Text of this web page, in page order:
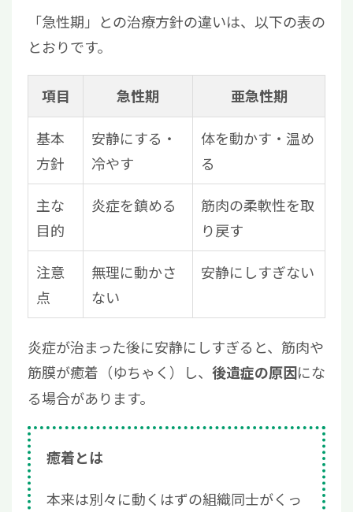
「急性期」との治療方針の違いは、以下の表の
とおりです。
項目 急性期 亜急性期
基本
方針
安静にする・
冷やす
体を動かす・温め
る
主な
目的
炎症を鎮める
筋肉の柔軟性を取
り戻す
注意
点
無理に動かさ
ない
安静にしすぎない
炎症が治まった後に安静にしすぎると、筋肉や
筋膜が癒着（ゆちゃく）し、 後遺症の原因にな
る場合があります。
癒着とは
本来は別々に動くはずの組織同士がくっ